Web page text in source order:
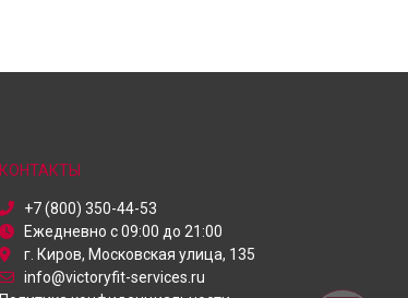
КОНТАКТЫ
+7 (800) 350-44-53
Ежедневно с 09:00 до 21:00
г. Киров, Московская улица, 135
info@victoryfit-services.ru